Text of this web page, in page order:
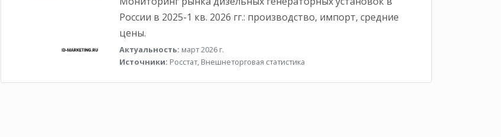
России в 2025-1 кв. 2026 гг.: производство, импорт, средние
цены.
Актуальность: март 2026 г.
Источники: Росстат, Внешнеторговая статистика